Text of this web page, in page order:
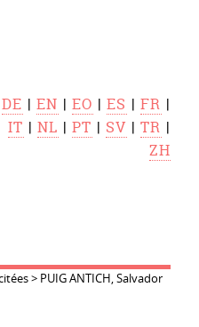
DE |EN |EO |ES |FR |
IT |NL |PT | SV |TR |
ZH
> PUIG ANTICH, Salvador